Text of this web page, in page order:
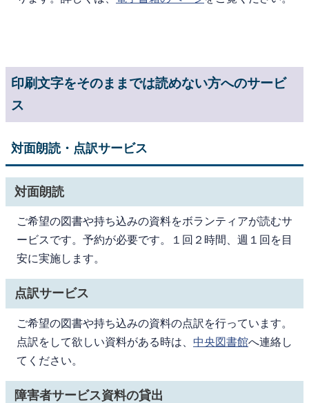
印刷文字をそのままでは読めない方へのサービ
ス
対面朗読・点訳サービス
対面朗読
ご希望の図書や持ち込みの資料をボランティアが読むサ
ービスです。予約が必要です。１回２時間、週１回を目
安に実施します。
点訳サービス
ご希望の図書や持ち込みの資料の点訳を行っています。
点訳をして欲しい資料がある時は、 中央図書館へ連絡し
てください。
障害者サービス資料の貸出